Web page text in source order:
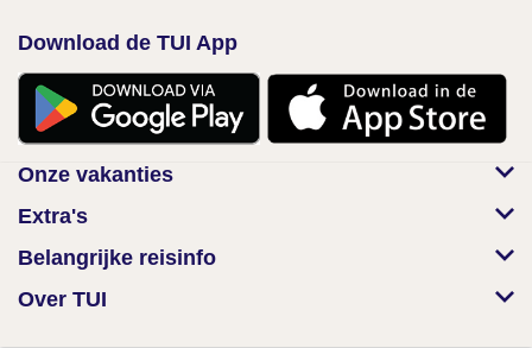
Download de TUI App
Onze vakanties
Extra's
Belangrijke reisinfo
Over TUI